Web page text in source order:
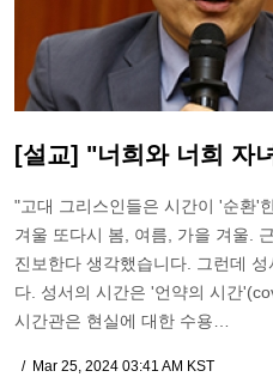
[설교] "너희와 너희 자
"고대 그리스인들은 시간이 '순환'
겨울 또다시 봄, 여름, 가을 겨울.
진보한다 생각했습니다. 그런데
다. 성서의 시간은 '언약의 시간
시간관은 현실에 대한 수용…
Mar 25, 2024 03:41 AM KST